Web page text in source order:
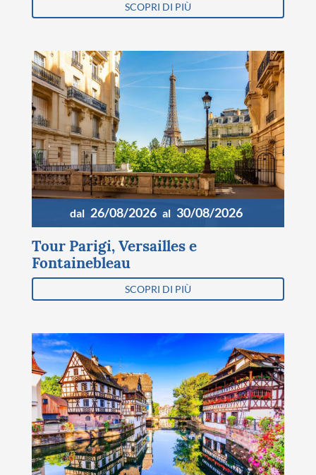
SCOPRI DI PIÙ
dal 26/08/2026 al 30/08/2026
Tour Parigi, Versailles e
Fontainebleau
SCOPRI DI PIÙ